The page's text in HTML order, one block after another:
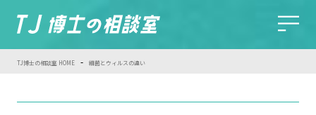
TJ博士の相談室 HOME - 細菌とウィルスの違い